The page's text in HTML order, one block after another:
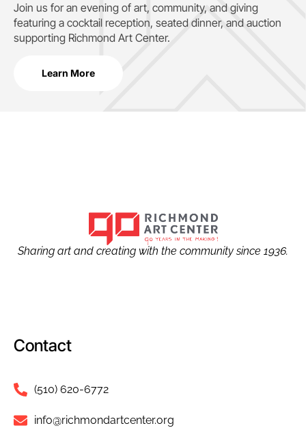
Join us for an evening of art, community, and giving
featuring a cocktail reception, seated dinner, and auction
supporting Richmond Art Center.
Learn More
Sharing art and creating with the community since 1936.
Contact
(510) 620-6772
info@richmondartcenter.org